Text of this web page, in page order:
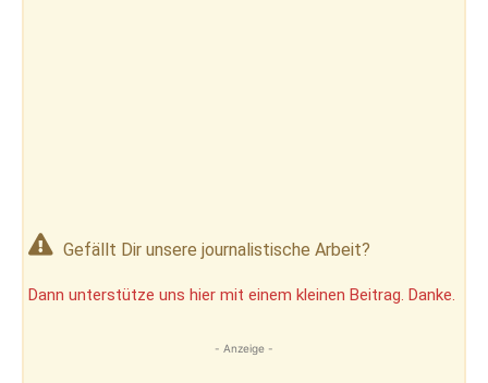
Gefällt Dir unsere journalistische Arbeit?
Dann unterstütze uns hier mit einem kleinen Beitrag. Danke.
- Anzeige -